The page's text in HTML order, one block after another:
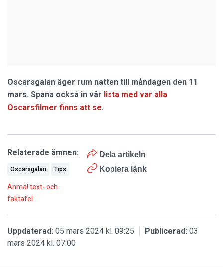
Oscarsgalan äger rum natten till måndagen den 11
mars. Spana också in vår lista med var alla
Oscarsfilmer finns att se.
Dela artikeln
Kopiera länk
Relaterade ämnen:
Oscarsgalan Tips
Anmäl text- och
faktafel
Uppdaterad: 05 mars 2024 kl. 09:25 Publicerad: 03
mars 2024 kl. 07:00